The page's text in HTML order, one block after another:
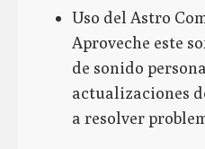
Uso del Astro
Aproveche este
de sonido
actualizaciones
a resolver